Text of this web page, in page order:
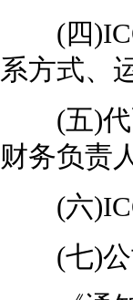
(四)ICO
系方式、
(五)代币
财务负责
(六)ICO
(七)公